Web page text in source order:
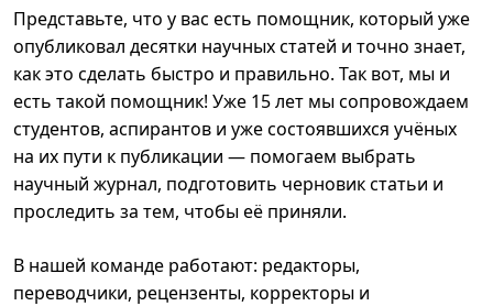
Представьте, что у вас есть помощник, который уже
опубликовал десятки научных статей и точно знает,
как это сделать быстро и правильно. Так вот, мы и
есть такой помощник! Уже 15 лет мы сопровождаем
студентов, аспирантов и уже состоявшихся учёных
на их пути к публикации — помогаем выбрать
научный журнал, подготовить черновик статьи и
проследить за тем, чтобы её приняли.
В нашей команде работают: редакторы,
переводчики, рецензенты, корректоры и